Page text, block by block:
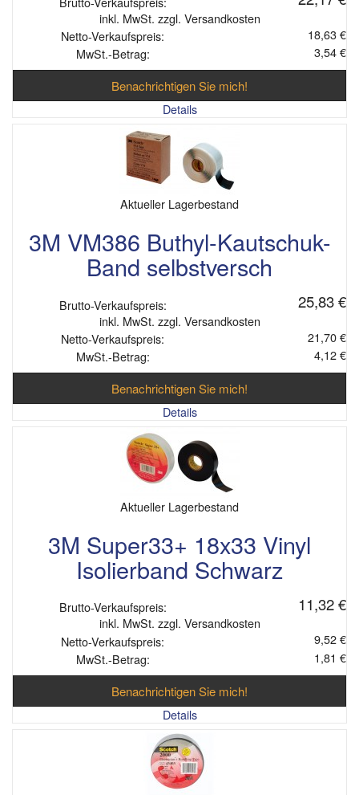
inkl. MwSt. zzgl. Versandkosten
Netto-Verkaufspreis:
18,63 €
MwSt.-Betrag:
3,54 €
Benachrichtigen Sie mich!
Details
Aktueller Lagerbestand
3M VM386 Buthyl-Kautschuk-
Band selbstversch
Brutto-Verkaufspreis: 25,83 €
inkl. MwSt. zzgl. Versandkosten
Netto-Verkaufspreis:
21,70 €
MwSt.-Betrag:
4,12 €
Benachrichtigen Sie mich!
Details
Aktueller Lagerbestand
3M Super33+ 18x33 Vinyl
Isolierband Schwarz
Brutto-Verkaufspreis: 11,32 €
inkl. MwSt. zzgl. Versandkosten
Netto-Verkaufspreis:
9,52 €
MwSt.-Betrag:
1,81 €
Benachrichtigen Sie mich!
Details